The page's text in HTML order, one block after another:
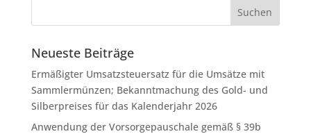
Neueste Beiträge
Ermäßigter Umsatzsteuersatz für die Umsätze mit
Sammlermünzen; Bekanntmachung des Gold- und
Silberpreises für das Kalenderjahr 2026
Anwendung der Vorsorgepauschale gemäß § 39b